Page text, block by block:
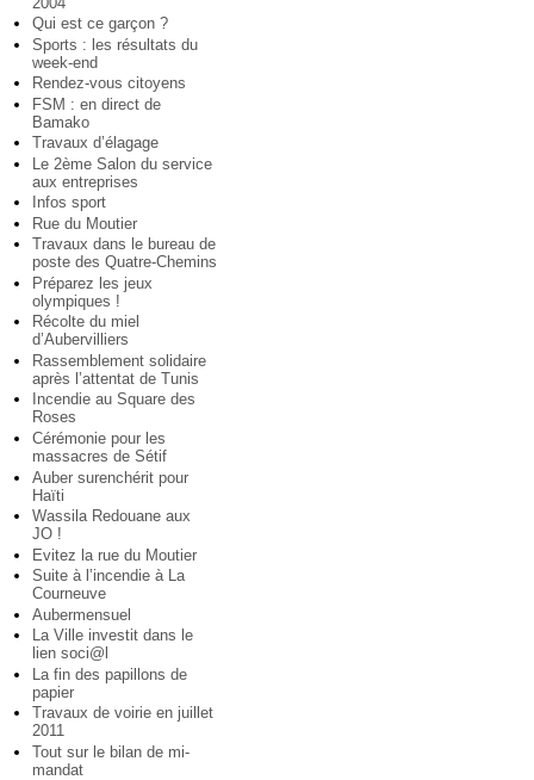
Qui est ce garçon ?
Sports : les résultats du
week-end
Rendez-vous citoyens
FSM : en direct de
Bamako
Travaux d’élagage
Le 2ème Salon du service
aux entreprises
Infos sport
Rue du Moutier
Travaux dans le bureau de
poste des Quatre-Chemins
Préparez les jeux
olympiques !
Récolte du miel
d’Aubervilliers
Rassemblement solidaire
après l’attentat de Tunis
Incendie au Square des
Roses
Cérémonie pour les
massacres de Sétif
Auber surenchérit pour
Haïti
Wassila Redouane aux
JO !
Evitez la rue du Moutier
Suite à l’incendie à La
Courneuve
Aubermensuel
La Ville investit dans le
lien soci@l
La fin des papillons de
papier
Travaux de voirie en juillet
2011
Tout sur le bilan de mi-
mandat